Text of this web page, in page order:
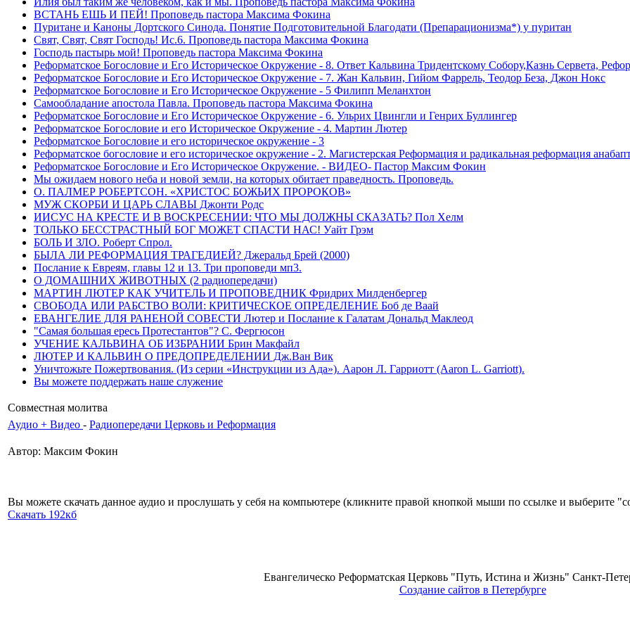
ВСТАНЬ ЕШЬ И ПЕЙ! Проповедь пастора Максима Фокина
Пуритане и Каноны Дортского Синода. Понятие Подготовительной Благодати (Препарационизма*) у пуритан
Свят, Свят, Свят Господь! Ис.6. Проповедь пастора Максима Фокина
Господь пастырь мой! Проповедь пастора Максима Фокина
Реформатское Богословие и Его Историческое Окружение - 8. Ответ Кальвина Тридентскому Собору,Казнь Сервета,
Реформатское Богословие и Его Историческое Окружение - 7. Жан Кальвин, Гийом Фаррель, Теодор Беза, Джон Нокс
Реформатское Богословие и Его Историческое Окружение - 5 Филипп Меланхтон
Самообладание апостола Павла. Проповедь пастора Максима Фокина
Реформатское Богословие и Его Историческое Окружение - 6. Ульрих Цвингли и Генрих Буллингер
Реформатское Богословие и его Историческое Окружение - 4. Мартин Лютер
Реформатское Богословие и его историческое окружение - 3
Реформатское богословие и его историческое окружение - 2. Магистерская Реформация и радикальная реформация
Реформатское Богословие и Его Историческое Окружение. - ВИДЕО- Пастор Максим Фокин
Мы ожидаем нового неба и новой земли, на которых обитает праведность. Проповедь.
О. ПАЛМЕР РОБЕРТСОН. «ХРИСТОС БОЖЬИХ ПРОРОКОВ»
МУЖ СКОРБИ И ЦАРЬ СЛАВЫ Джонти Родс
ИИСУС НА КРЕСТЕ И В ВОСКРЕСЕНИИ: ЧТО МЫ ДОЛЖНЫ СКАЗАТЬ? Пол Хелм
ТОЛЬКО БЕССТРАСТНЫЙ БОГ МОЖЕТ СПАСТИ НАС! Уайт Грэм
БОЛЬ И ЗЛО. Роберт Спрол.
БЫЛА ЛИ РЕФОРМАЦИЯ ТРАГЕДИЕЙ? Джеральд Брей (2000)
Послание к Евреям, главы 12 и 13. Три проповеди мп3.
О ДОМАШНИХ ЖИВОТНЫХ (2 радиопередачи)
МАРТИН ЛЮТЕР КАК УЧИТЕЛЬ И ПРОПОВЕДНИК Фридрих Милденбергер
СВОБОДА ИЛИ РАБСТВО ВОЛИ: КРИТИЧЕСКОЕ ОПРЕДЕЛЕНИЕ Боб де Ваай
ЕВАНГЕЛИЕ ДЛЯ РАНЕНОЙ СОВЕСТИ Лютер и Послание к Галатам Дональд Маклеод
"Самая большая ересь Протестантов"? С. Фергюсон
УЧЕНИЕ КАЛЬВИНА ОБ ИЗБРАНИИ Брин Макфайл
ЛЮТЕР И КАЛЬВИН О ПРЕДОПРЕДЕЛЕНИИ Дж.Ван Вик
Уничтожьте Пожертвования. (Из серии «Инструкции из Ада»). Аарон Л. Гарриотт (Aaron L. Garriott).
Вы можете поддержать наше служение
Совместная молитва
Аудио + Видео - Радиопередачи Церковь и Реформация
Автор: Максим Фокин
Вы можете скачать данное аудио и прослушать у себя на компьютере (кликните правой кнопкой мыши по ссылке и выберите
Скачать 192кб
Евангелическо Реформатская Церковь "Путь, Истина и Жизнь" Санкт-
Создание сайтов в Петербурге